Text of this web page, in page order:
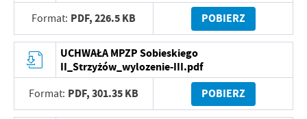
Format: PDF,226.5 KB POBIERZ
UCHWAŁA MPZP Sobieskiego
II_Strzyżów_wylozenie-III.pdf
Format: PDF,301.35 KB POBIERZ